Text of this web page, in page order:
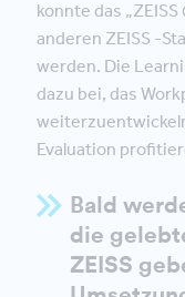
konnte das
anderen ZEISS -
werden. Die
dazu bei, das
Evaluation
Bald
die
ZEISS